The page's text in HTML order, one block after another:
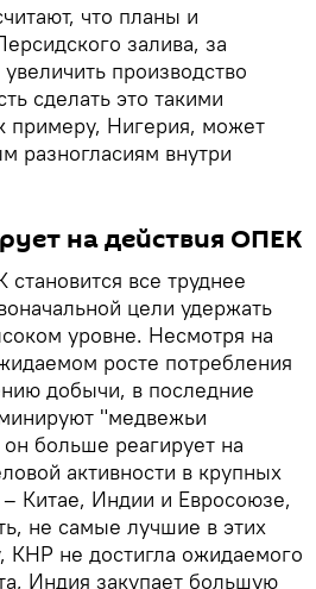
что планы и
залива, за
производство
сделать это такими
примеру, Нигерия, может
разногласиям внутри
на действия ОПЕК
все труднее
цели удержать
уровне. Несмотря на
росте потребления
добычи, в последние
"медвежьи
больше реагирует на
активности в крупных
Китае, Индии и Евросоюзе,
не самые лучшие в этих
КНР не достигла ожидаемого
Индия закупает большую